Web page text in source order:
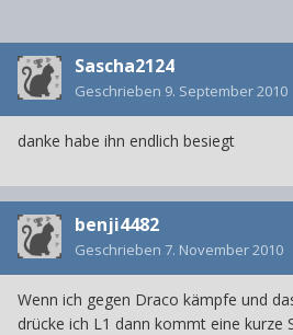
Sascha2124
Geschrieben 9. September 2010
danke habe ihn endlich besiegt
benji4482
Geschrieben 7. November 2010
Wenn ich gegen Draco kämpfe und
drücke ich L1 dann kommt eine kurze